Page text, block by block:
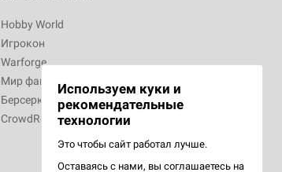
Hobby World
Игрокон
Warforge
Мир фантастики
Берсерк
CrowdRepublic
Используем куки и
рекомендательные
технологии
Это чтобы сайт работал лучше.
Оставаясь с нами, вы соглашаетесь на